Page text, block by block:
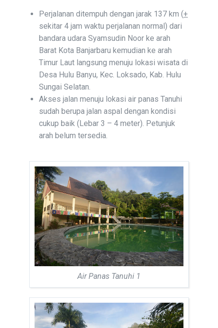
Perjalanan ditempuh dengan jarak 137 km (+
sekitar 4 jam waktu perjalanan normal) dari
bandara udara Syamsudin Noor ke arah
Barat Kota Banjarbaru kemudian ke arah
Timur Laut langsung menuju lokasi wisata di
Desa Hulu Banyu, Kec. Loksado, Kab. Hulu
Sungai Selatan.
Akses jalan menuju lokasi air panas Tanuhi
sudah berupa jalan aspal dengan kondisi
cukup baik (Lebar 3 – 4 meter). Petunjuk
arah belum tersedia.
Air Panas Tanuhi 1